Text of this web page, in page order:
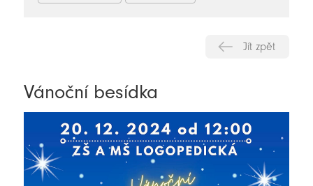
Jít zpět
Vánoční besídka